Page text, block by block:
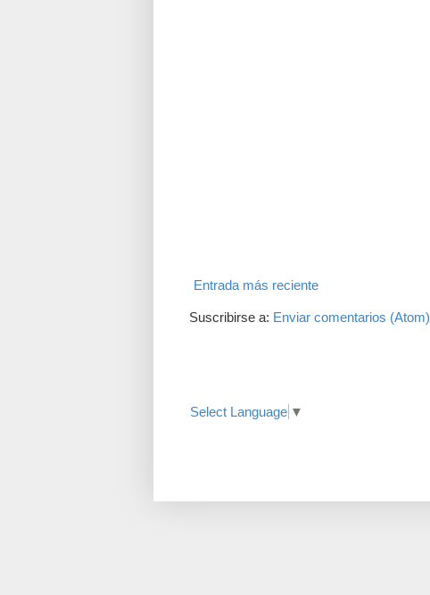
Entrada más reciente
Suscribirse a: Enviar comentarios (Atom)
Select Language ▼